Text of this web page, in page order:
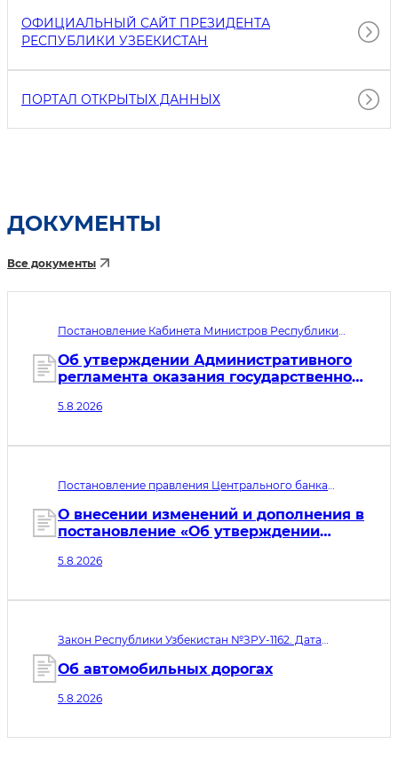
ОФИЦИАЛЬНЫЙ САЙТ ПРЕЗИДЕНТА
РЕСПУБЛИКИ УЗБЕКИСТАН
ПОРТАЛ ОТКРЫТЫХ ДАННЫХ
ДОКУМЕНТЫ
Все документы
Постановление Кабинета Министров Республики
вступления в силу 01.10.2026
Об утверждении Административного
регламента оказания государственной
перевозку грузов во внутреннем
транспортом
5.8.2026
Постановление правления Центрального банка
принятия 05.08.2026. Дата вступления в силу
06.08.2026
О внесении изменений и дополнения в
постановление «Об утверждении
информационной безопасности
ломбардов и ипотечных
5.8.2026
Закон Республики Узбекистан №ЗРУ-1162. Дата
06.08.2026
Об автомобильных дорогах
5.8.2026